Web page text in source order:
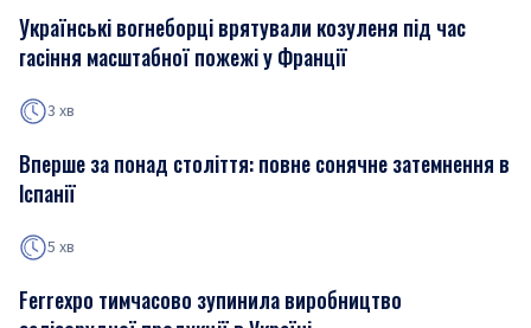
Українські вогнеборці врятували козуленя під час
гасіння масштабної пожежі у Франції
3 хв
Вперше за понад століття: повне сонячне затемнення в
Іспанії
5 хв
Ferrexpo тимчасово зупинила виробництво